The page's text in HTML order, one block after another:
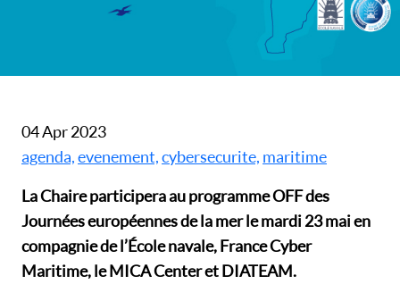
04 Apr 2023
agenda,evenement,cybersecurite, maritime
La Chaire participera au programme OFF des
Journées européennes de la mer le mardi 23 mai en
compagnie de l’École navale, France Cyber
Maritime, le MICA Center et DIATEAM.